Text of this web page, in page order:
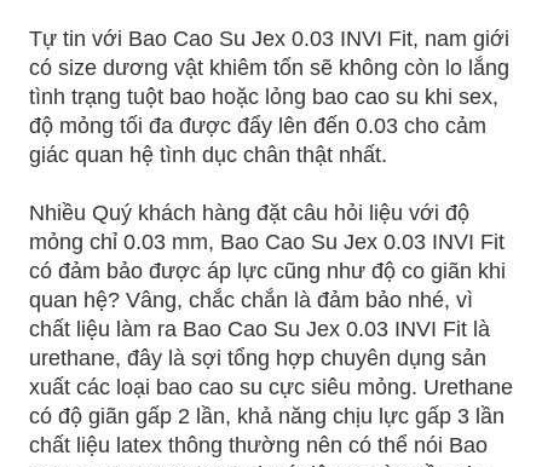
Tự tin với Bao Cao Su Jex 0.03 INVI Fit, nam giới
có size dương vật khiêm tốn sẽ không còn lo lắng
tình trạng tuột bao hoặc lỏng bao cao su khi sex,
độ mỏng tối đa được đẩy lên đến 0.03 cho cảm
giác quan hệ tình dục chân thật nhất.
Nhiều Quý khách hàng đặt câu hỏi liệu với độ
mỏng chỉ 0.03 mm, Bao Cao Su Jex 0.03 INVI Fit
có đảm bảo được áp lực cũng như độ co giãn khi
quan hệ? Vâng, chắc chắn là đảm bảo nhé, vì
chất liệu làm ra Bao Cao Su Jex 0.03 INVI Fit là
urethane, đây là sợi tổng hợp chuyên dụng sản
xuất các loại bao cao su cực siêu mỏng. Urethane
có độ giãn gấp 2 lần, khả năng chịu lực gấp 3 lần
chất liệu latex thông thường nên có thể nói Bao